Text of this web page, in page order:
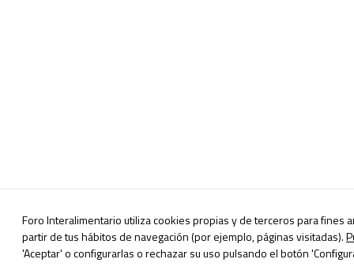
Foro Interalimentario utiliza cookies propias y de terceros para fines
partir de tus hábitos de navegación (por ejemplo, páginas visitadas).
'Aceptar' o configurarlas o rechazar su uso pulsando el botón